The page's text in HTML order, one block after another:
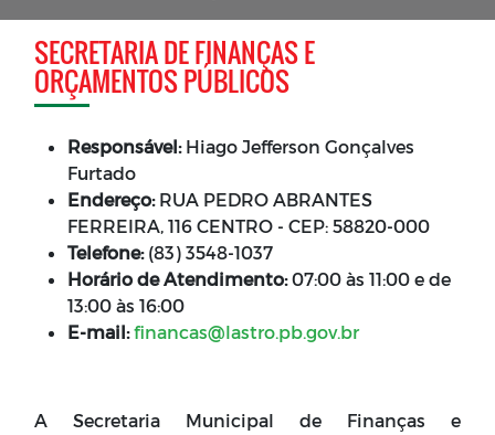
SECRETARIA DE FINANÇAS E
ORÇAMENTOS PÚBLICOS
Responsável:Hiago Jefferson Gonçalves
Furtado
Endereço:RUA PEDRO ABRANTES
FERREIRA, 116 CENTRO - CEP: 58820-000
Telefone:(83) 3548-1037
Horário de Atendimento:07:00 às 11:00 e de
13:00 às 16:00
E-mail:financas@lastro.pb.gov.br
A Secretaria Municipal de Finanças e